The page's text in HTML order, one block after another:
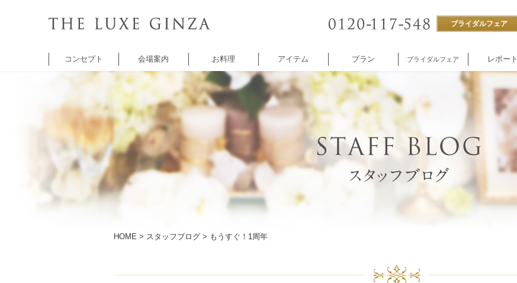
ブライダルフェア
コンセプト 会場案内
チャペル
バンケット
5thアベニュー
バンケット
シャンゼリゼ
アベニュー
レストラン
ANNOREVE
付帯設備
企業様向け
パーティ
施設内撮影貸し
お料理 アイテム プラン ブライダルフェア レポート
HOME > スタッフブログ > もうすぐ！1周年